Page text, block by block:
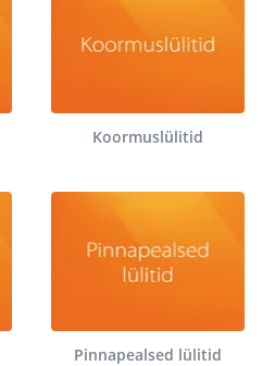
Koormuslülitid
Pinnapealsed lülitid